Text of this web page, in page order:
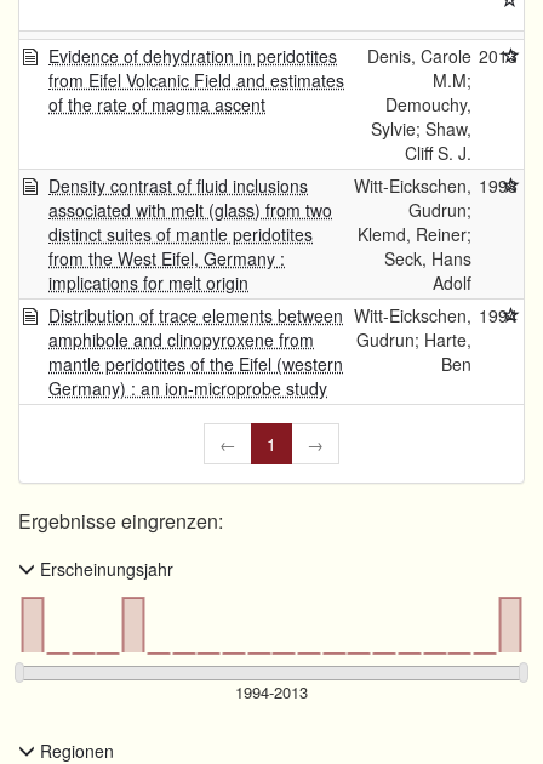
Evidence of dehydration in peridotites
from Eifel Volcanic Field and estimates
of the rate of magma ascent
Denis, Carole
M.M;
Demouchy,
Sylvie; Shaw,
Cliff S. J.
2013
Density contrast of fluid inclusions
associated with melt (glass) from two
distinct suites of mantle peridotites
from the West Eifel, Germany :
implications for melt origin
Witt-Eickschen,
Gudrun;
Klemd, Reiner;
Seck, Hans
Adolf
1998
Distribution of trace elements between
amphibole and clinopyroxene from
mantle peridotites of the Eifel (western
Germany) : an ion-microprobe study
Witt-Eickschen,
Gudrun; Harte,
Ben
1994
← 1 →
Ergebnisse eingrenzen:
Erscheinungsjahr
Regionen